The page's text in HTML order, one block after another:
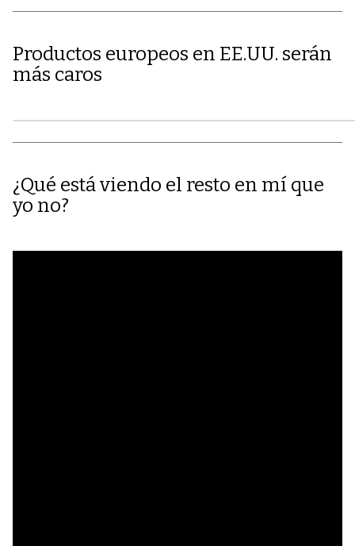
Productos europeos en EE.UU. serán
más caros
¿Qué está viendo el resto en mí que
yo no?